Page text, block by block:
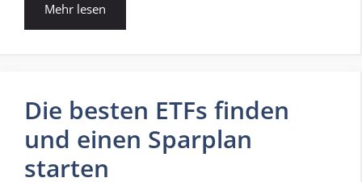
Mehr lesen
Die besten ETFs finden
und einen Sparplan
starten